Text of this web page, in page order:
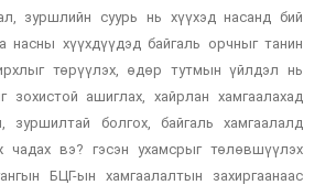
зуршлийн суурь нь хүүхэд насанд бий
насны хүүхдүүдэд байгаль орчныг танин
төрүүлэх, өдөр тутмын үйлдэл нь
зохистой ашиглах, хайрлан хамгаалахад
зуршилтай болгох, байгаль хамгаалалд
чадах вэ? гэсэн ухамсрыг төлөвшүүлэх
БЦГ-ын хамгаалалтын захиргаанаас